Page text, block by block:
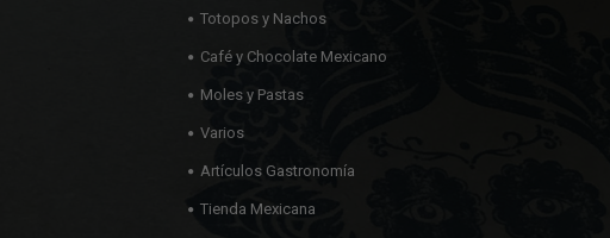
Totopos y Nachos
Café y Chocolate Mexicano
Moles y Pastas
Varios
Artículos Gastronomía
Tienda Mexicana